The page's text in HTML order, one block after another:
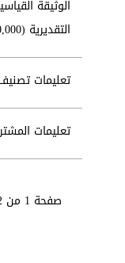
الوثيقة
التقديرية (500,000) دينار لسنة 2024
تعليمات تصنيف
تعليمات
صفحة 1 من 2